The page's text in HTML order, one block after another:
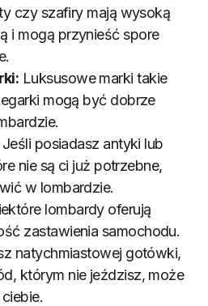
czy szafiry mają wysoką
i mogą przynieść spore
Luksusowe marki takie
mogą być dobrze
Jeśli posiadasz antyki lub
nie są ci już potrzebne,
w lombardzie.
lombardy oferują
zastawienia samochodu.
natychmiastowej gotówki,
którym nie jeździsz, może